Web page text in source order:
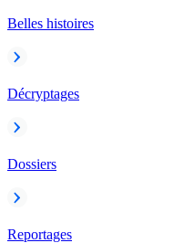
Belles histoires
Décryptages
Dossiers
Reportages